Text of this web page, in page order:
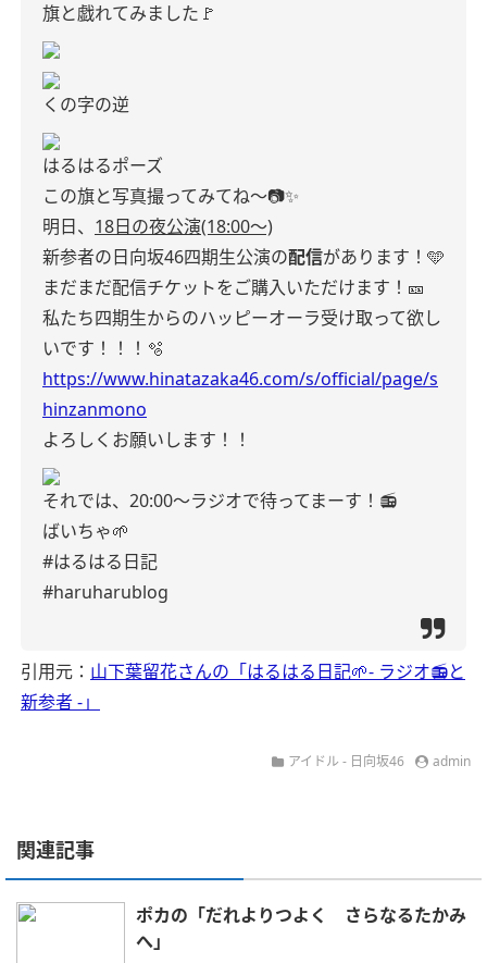
旗と戯れてみました🚩
くの字の逆
はるはるポーズ
この旗と写真撮ってみてね〜📷✨
明日、 18日の夜公演(18:00〜)
新参者の日向坂46四期生公演の配信があります！🩵
まだまだ配信チケットをご購入いただけます！🎫
私たち四期生からのハッピーオーラ受け取って欲し
いです！！！🫧
https://www.hinatazaka46.com/s/official/page/s
hinzanmono
よろしくお願いします！！
それでは、20:00〜ラジオで待ってまーす！📻
ばいちゃ🌱
#はるはる日記
#haruharublog
引用元： 山下葉留花さんの「はるはる日記🌱- ラジオ📻と
新参者 -」
アイドル - 日向坂46 admin
関連記事
ポカの「だれよりつよく さらなるたかみ
へ」